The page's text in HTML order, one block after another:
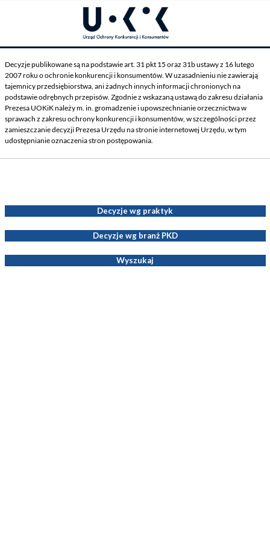
Decyzje publikowane są na podstawie art. 31 pkt 15 oraz 31b ustawy z 16 lutego
2007 roku o ochronie konkurencji i konsumentów. W uzasadnieniu nie zawierają
tajemnicy przedsiębiorstwa, ani żadnych innych informacji chronionych na
podstawie odrębnych przepisów. Zgodnie z wskazaną ustawą do zakresu działania
Prezesa UOKiK należy m. in. gromadzenie i upowszechnianie orzecznictwa w
sprawach z zakresu ochrony konkurencji i konsumentów, w szczególności przez
zamieszczanie decyzji Prezesa Urzędu na stronie internetowej Urzędu, w tym
udostępnianie oznaczenia stron postępowania.
Decyzje wg praktyk
Decyzje wg branż PKD
Wyszukaj